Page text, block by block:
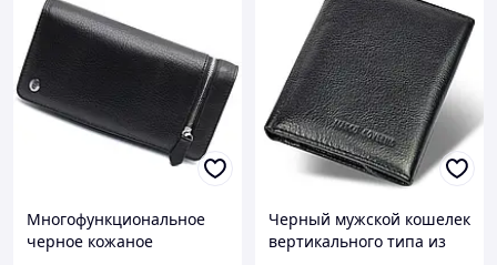
Многофункциональное
черное кожаное
Черный мужской кошелек
вертикального типа из